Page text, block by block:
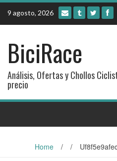
Skip
content
9 agosto, 2026
BiciRace
Análisis, Ofertas y Chollos
precio
Home / /